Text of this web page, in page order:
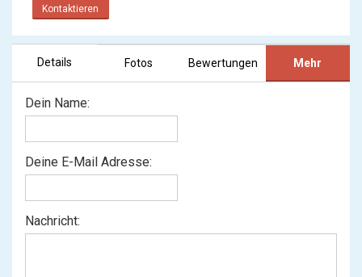
Kontaktieren
Details Fotos Bewertungen Mehr
Dein Name:
Deine E-Mail Adresse:
Nachricht: